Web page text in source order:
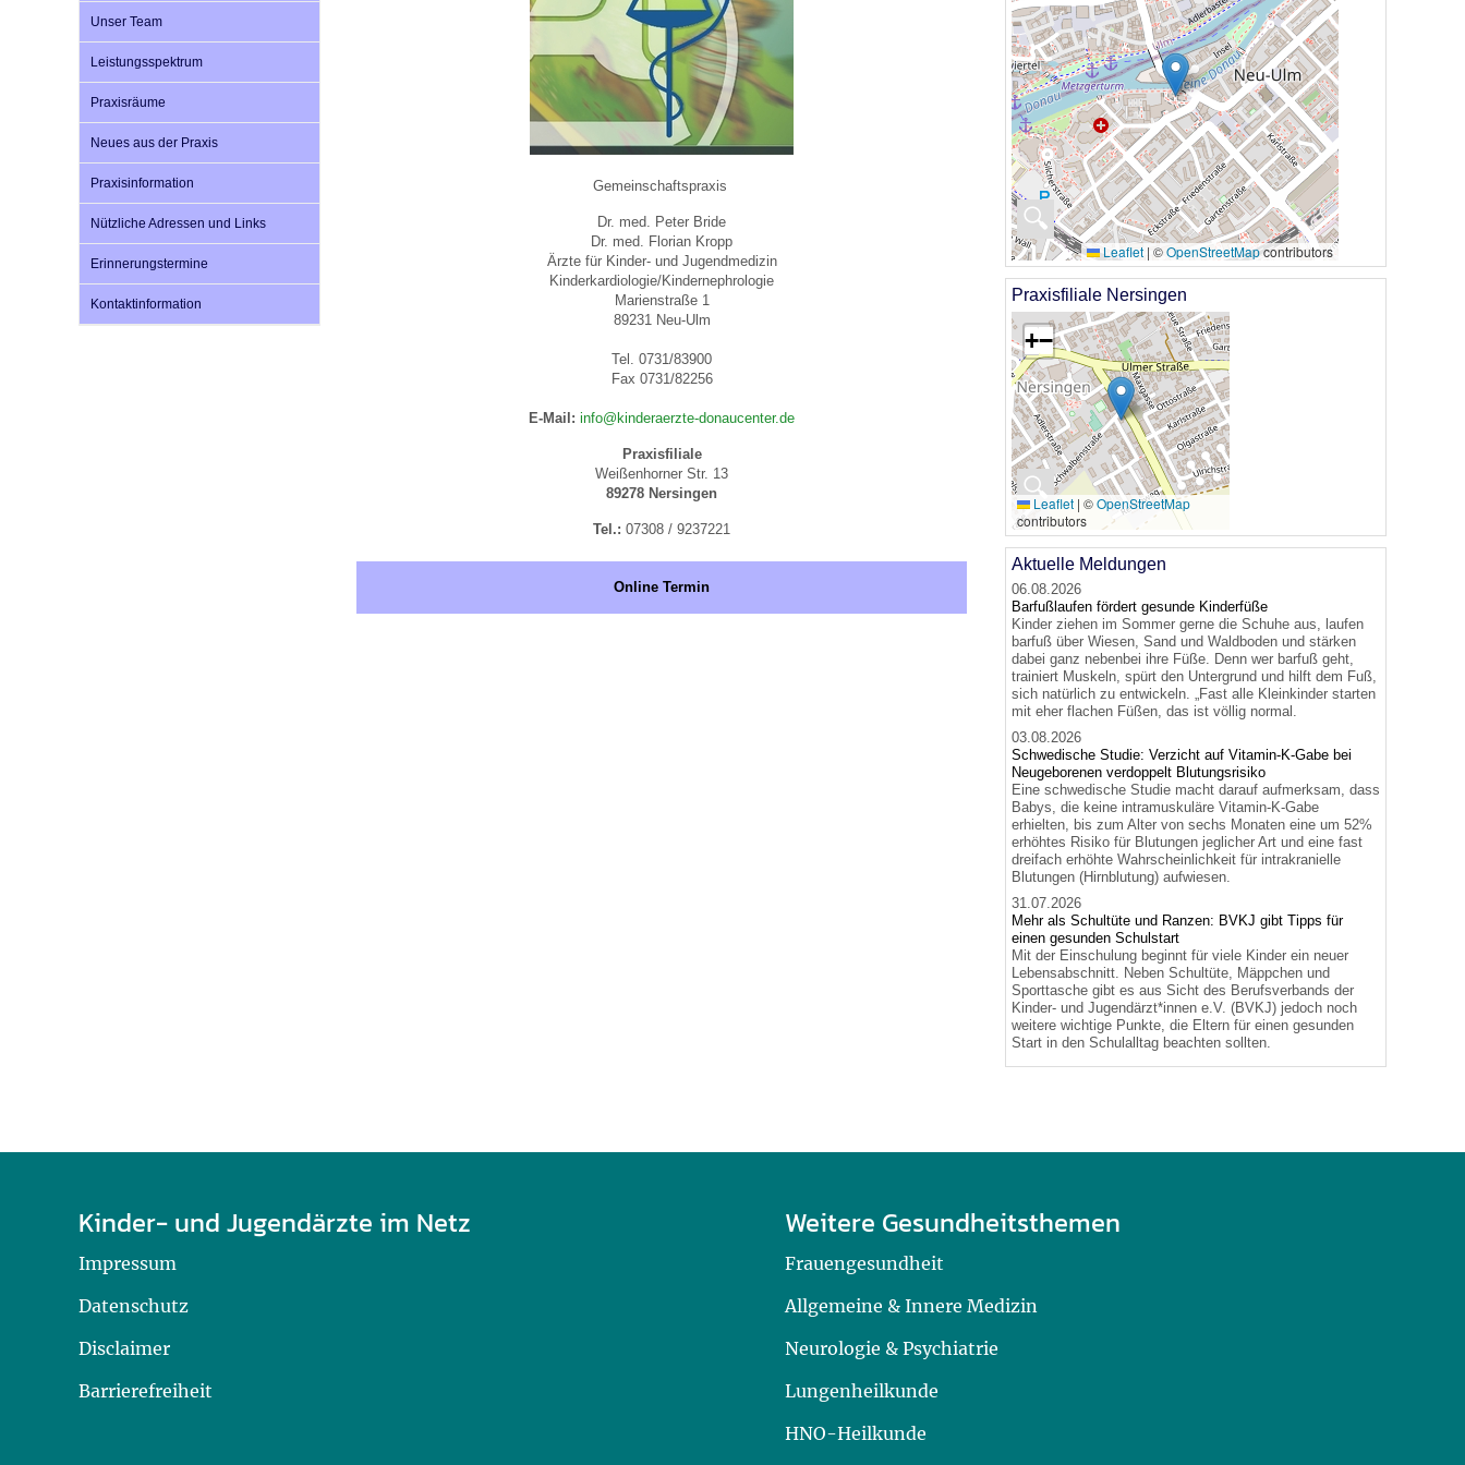
Vorsorge- und Impferinnerung
Empfehlungen zum Bildschirmmediengebrauch
Familienzeit gesund gestalten
Unser Team
Leistungsspektrum
Praxisräume
Neues aus der Praxis
Praxisinformation
Nützliche Adressen und Links
Erinnerungstermine
Kontaktinformation
Gemeinschaftspraxis
Dr. med. Peter Bride
Dr. med. Florian Kropp
Ärzte für Kinder- und Jugendmedizin
Kinderkardiologie/Kindernephrologie
Marienstraße 1
89231 Neu-Ulm
Tel. 0731/83900
Fax 0731/82256
E-Mail: info@kinderaerzte-donaucenter.de
Praxisfiliale
Weißenhorner Str. 13
89278 Nersingen
Tel.: 07308 / 9237221
Online Termin
🔍
Leaflet | ©OpenStreetMapcontributors
Praxisfiliale Nersingen
🔍
+−
Leaflet | ©OpenStreetMap
contributors
Aktuelle Meldungen
06.08.2026
Barfußlaufen fördert gesunde Kinderfüße
Kinder ziehen im Sommer gerne die Schuhe aus, laufen
barfuß über Wiesen, Sand und Waldboden und stärken
dabei ganz nebenbei ihre Füße. Denn wer barfuß geht,
trainiert Muskeln, spürt den Untergrund und hilft dem Fuß,
sich natürlich zu entwickeln. „Fast alle Kleinkinder starten
mit eher flachen Füßen, das ist völlig normal.
03.08.2026
Schwedische Studie: Verzicht auf Vitamin-K-Gabe bei
Neugeborenen verdoppelt Blutungsrisiko
Eine schwedische Studie macht darauf aufmerksam, dass
Babys, die keine intramuskuläre Vitamin-K-Gabe
erhielten, bis zum Alter von sechs Monaten eine um 52%
erhöhtes Risiko für Blutungen jeglicher Art und eine fast
dreifach erhöhte Wahrscheinlichkeit für intrakranielle
Blutungen (Hirnblutung) aufwiesen.
31.07.2026
Mehr als Schultüte und Ranzen: BVKJ gibt Tipps für
einen gesunden Schulstart
Mit der Einschulung beginnt für viele Kinder ein neuer
Lebensabschnitt. Neben Schultüte, Mäppchen und
Sporttasche gibt es aus Sicht des Berufsverbands der
Kinder- und Jugendärzt*innen e.V. (BVKJ) jedoch noch
weitere wichtige Punkte, die Eltern für einen gesunden
Start in den Schulalltag beachten sollten.
Kinder- und Jugendärzte im Netz
Impressum
Datenschutz
Disclaimer
Barrierefreiheit
Weitere Gesundheitsthemen
Frauengesundheit
Allgemeine & Innere Medizin
Neurologie & Psychiatrie
Lungenheilkunde
HNO-Heilkunde